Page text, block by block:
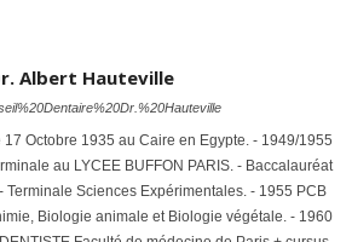
Albert Hauteville
Octobre 1935 au Caire en Egypte. - 1949/1955
au LYCEE BUFFON PARIS. - Baccalauréat
Terminale Sciences Expérimentales. - 1955 PCB
Biologie animale et Biologie végétale. - 1960